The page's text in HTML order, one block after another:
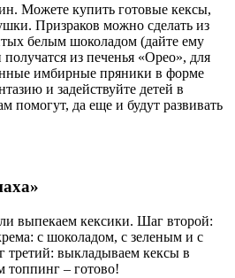
Можете купить готовые кексы,
Призраков можно сделать из
белым шоколадом (дайте ему
из печенья «Орео», для
имбирные пряники в форме
и задействуйте детей в
помогут, да еще и будут развивать
выпекаем кексики. Шаг второй:
с шоколадом, с зеленым и с
третий: выкладываем кексы в
топпинг – готово!